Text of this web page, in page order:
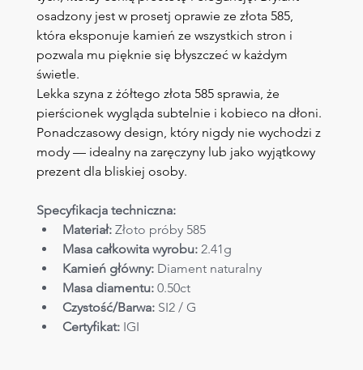
osadzony jest w prosetj oprawie ze złota 585,
która eksponuje kamień ze wszystkich stron i
pozwala mu pięknie się błyszczeć w każdym
świetle.
Lekka szyna z żółtego złota 585 sprawia, że
pierścionek wygląda subtelnie i kobieco na dłoni.
Ponadczasowy design, który nigdy nie wychodzi z
mody — idealny na zaręczyny lub jako wyjątkowy
prezent dla bliskiej osoby.
Specyfikacja techniczna:
Materiał: Złoto próby 585
Masa całkowita wyrobu: 2.41g
Kamień główny: Diament naturalny
Masa diamentu: 0.50ct
Czystość/Barwa: SI2 / G
Certyfikat: IGI